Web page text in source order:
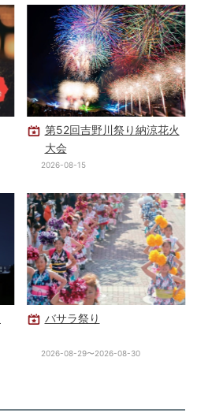
第52回吉野川祭り納涼花火
大会
2026-08-15
バサラ祭り
2026-08-29〜2026-08-30